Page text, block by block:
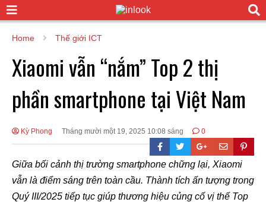
Home Thế giới ICT
Xiaomi vẫn “nắm” Top 2 thị
phần smartphone tại Việt Nam
Kỳ Phong Tháng mười một 19, 2025 10:08 sáng 0
Giữa bối cảnh thị trường smartphone chững lại, Xiaomi
vẫn là điểm sáng trên toàn cầu. Thành tích ấn tượng trong
Quý III/2025 tiếp tục giúp thương hiệu củng cố vị thế Top